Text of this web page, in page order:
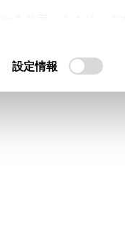
い。
設定情報